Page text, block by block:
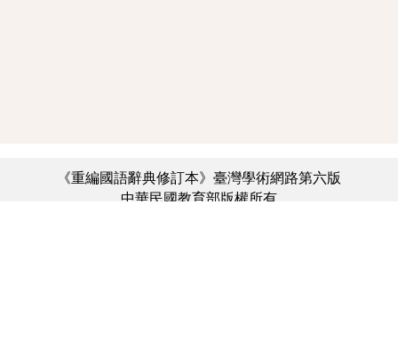
《重編國語辭典修訂本》臺灣學術網路第六版
中華民國教育部版權所有